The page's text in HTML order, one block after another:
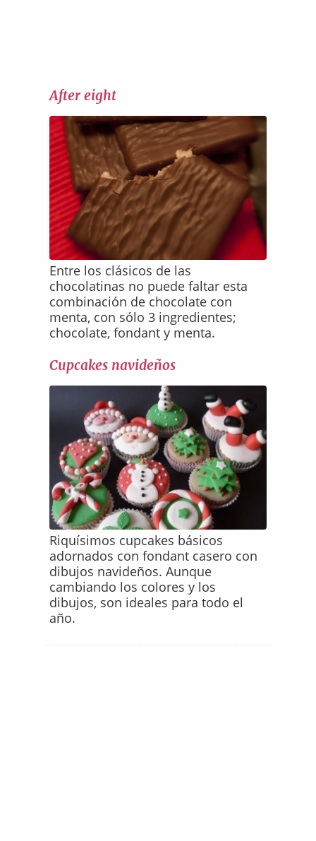
After eight
Entre los clásicos de las
chocolatinas no puede faltar esta
combinación de chocolate con
menta, con sólo 3 ingredientes;
chocolate, fondant y menta.
Cupcakes navideños
Riquísimos cupcakes básicos
adornados con fondant casero con
dibujos navideños. Aunque
cambiando los colores y los
dibujos, son ideales para todo el
año.